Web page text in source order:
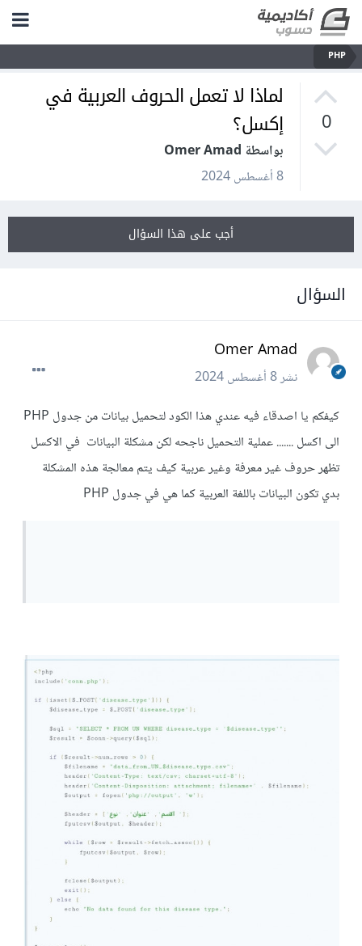
PHP
0
لماذا لا تعمل الحروف العربية في
إكسل؟
بواسطة Omer Amad
8 أغسطس 2024
أجب على هذا السؤال
السؤال
Omer Amad
نشر8 أغسطس 2024
كيفكم يا اصدقاء فيه عندي هذا الكود لتحميل بيانات من جدول PHP
الى اكسل ....... عملية التحميل ناجحه لكن مشكلة البيانات في الاكسل
تظهر حروف غير معرفة وغير عربية كيف يتم معالجة هذه المشكلة
بدي تكون البيانات باللغة العربية كما هي في جدول PHP